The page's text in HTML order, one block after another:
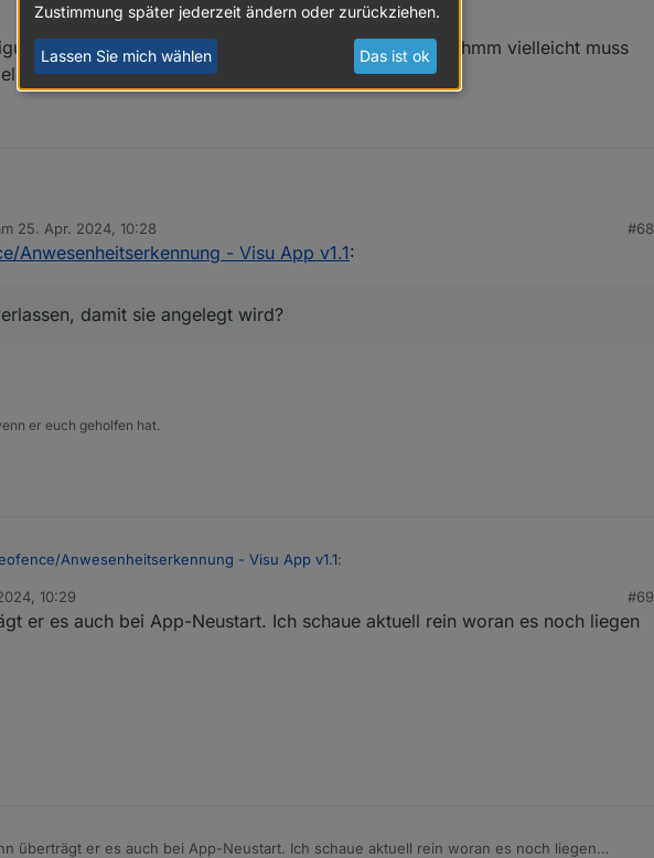
laufen schon seit Wochen.. das klappt prima,.. hmm vielleicht muss
wird?
Hilfe, die Benachrichtigungen laufen schon seit Wochen.. das klappt prima,.. hmm vielleicht
muss ich die Zone verlassen, damit sie angelegt wird?
25. Apr. 2024, 10:28
von
#68
Anwesenheitserkennung - Visu App v1.1:
damit sie angelegt wird?
er euch geholfen hat.
Anwesenheitserkennung - Visu App v1.1:
hmm vielleicht muss ich die Zone verlassen, damit sie angelegt wird?
10:29 #69
er es auch bei App-Neustart. Ich schaue aktuell rein woran es noch liegen
überträgt er es auch bei App-Neustart. Ich schaue aktuell rein woran es noch liegen
Zustimmung später jederzeit ändern oder zurückziehen.
Lassen Sie mich wählen Das ist ok